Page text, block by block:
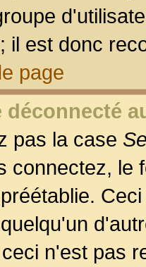
il est donc
page
pas la case
connectez, le
n'est pas